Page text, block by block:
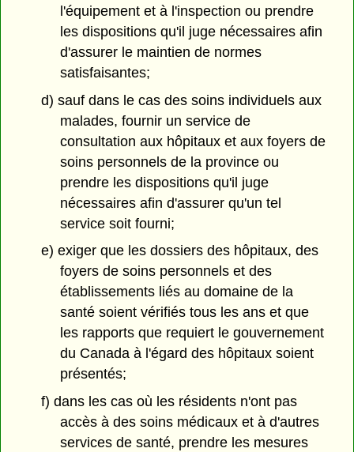
l'équipement et à l'inspection ou prendre
les dispositions qu'il juge nécessaires afin
d'assurer le maintien de normes
satisfaisantes;
d) sauf dans le cas des soins individuels aux
malades, fournir un service de
consultation aux hôpitaux et aux foyers de
soins personnels de la province ou
prendre les dispositions qu'il juge
nécessaires afin d'assurer qu'un tel
service soit fourni;
e) exiger que les dossiers des hôpitaux, des
foyers de soins personnels et des
établissements liés au domaine de la
santé soient vérifiés tous les ans et que
les rapports que requiert le gouvernement
du Canada à l'égard des hôpitaux soient
présentés;
f) dans les cas où les résidents n'ont pas
accès à des soins médicaux et à d'autres
services de santé, prendre les mesures